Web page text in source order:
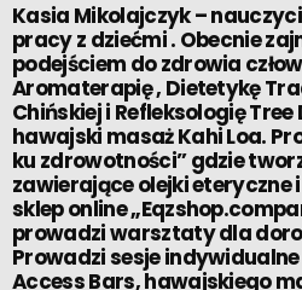
Kasia Mikolajczyk –
pracy z dziećmi . Obecnie
podejściem do zdrowia
Aromaterapię , Dietetykę
Chińskiej i Refleksologię Tree
hawajski masaż Kahi Loa.
ku zdrowotności” gdzie
zawierające olejki eteryczne
sklep online
prowadzi warsztaty dla
Prowadzi sesje
Access Bars, hawajskiego